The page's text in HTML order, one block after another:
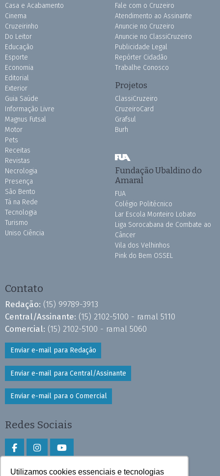
Utilizamos cookies essenciais e tecnologias
Casa e Acabamento
Cinema
Cruzeirinho
Do Leitor
Educação
Esporte
Economia
Editorial
Exterior
Guia Saúde
Informação Livre
Magnus Futsal
Motor
Pets
Receitas
Revistas
Necrologia
Presença
São Bento
Tá na Rede
Tecnologia
Turismo
Uniso Ciência
Fale com o Cruzeiro
Atendimento ao Assinante
Anuncie no Cruzeiro
Anuncie no ClassiCruzeiro
Publicidade Legal
Repórter Cidadão
Trabalhe Conosco
Projetos
ClassiCruzeiro
CruzeiroCard
Grafsul
Burh
Fundação Ubaldino do
Amaral
FUA
Colégio Politécnico
Lar Escola Monteiro Lobato
Liga Sorocabana de Combate ao
Câncer
Vila dos Velhinhos
Pink do Bem OSSEL
Contato
Redação: (15) 99789-3913
Central/Assinante: (15) 2102-5100 - ramal 5110
Comercial: (15) 2102-5100 - ramal 5060
Enviar e-mail para Redação
Enviar e-mail para Central/Assinante
Enviar e-mail para o Comercial
Redes Sociais